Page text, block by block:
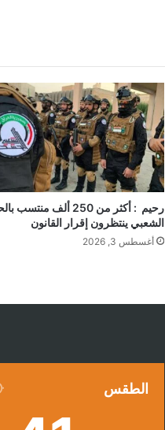
رحيم : أكثر من 250 ألف
الشعبي ينتظرون إقرار القانون
أغسطس 3, 2026
الطقس